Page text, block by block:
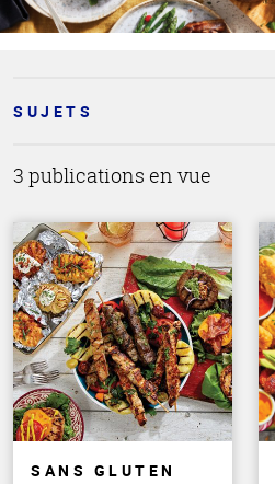
SUJETS
3 publications en vue
SANS GLUTEN